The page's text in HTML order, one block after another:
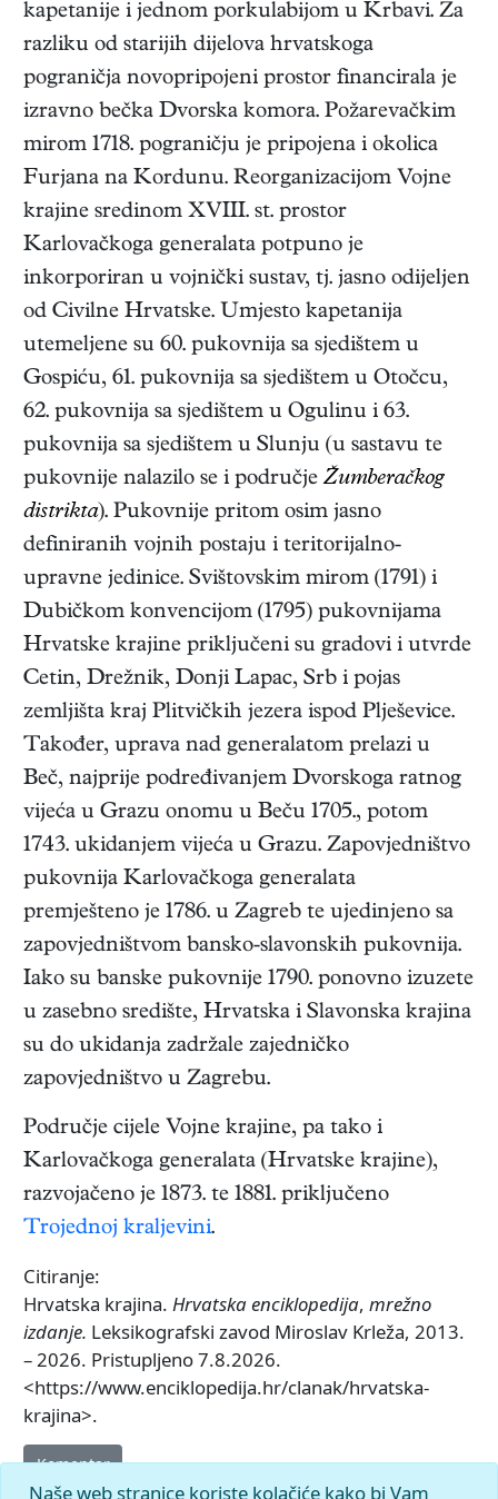
kapetanije i jednom porkulabijom u Krbavi. Za
razliku od starijih dijelova hrvatskoga
pograničja novopripojeni prostor financirala je
izravno bečka Dvorska komora. Požarevačkim
mirom 1718. pograničju je pripojena i okolica
Furjana na Kordunu. Reorganizacijom Vojne
krajine sredinom XVIII. st. prostor
Karlovačkoga generalata potpuno je
inkorporiran u vojnički sustav, tj. jasno odijeljen
od Civilne Hrvatske. Umjesto kapetanija
utemeljene su 60. pukovnija sa sjedištem u
Gospiću, 61. pukovnija sa sjedištem u Otočcu,
62. pukovnija sa sjedištem u Ogulinu i 63.
pukovnija sa sjedištem u Slunju (u sastavu te
pukovnije nalazilo se i područjeŽumberačkog
distrikta). Pukovnije pritom osim jasno
definiranih vojnih postaju i teritorijalno-
upravne jedinice. Svištovskim mirom (1791) i
Dubičkom konvencijom (1795) pukovnijama
Hrvatske krajine priključeni su gradovi i utvrde
Cetin, Drežnik, Donji Lapac, Srb i pojas
zemljišta kraj Plitvičkih jezera ispod Plješevice.
Također, uprava nad generalatom prelazi u
Beč, najprije podređivanjem Dvorskoga ratnog
vijeća u Grazu onomu u Beču 1705., potom
1743. ukidanjem vijeća u Grazu. Zapovjedništvo
pukovnija Karlovačkoga generalata
premješteno je 1786. u Zagreb te ujedinjeno sa
zapovjedništvom bansko-slavonskih pukovnija.
Iako su banske pukovnije 1790. ponovno izuzete
u zasebno središte, Hrvatska i Slavonska krajina
su do ukidanja zadržale zajedničko
zapovjedništvo u Zagrebu.
Područje cijele Vojne krajine, pa tako i
Karlovačkoga generalata (Hrvatske krajine),
razvojačeno je 1873. te 1881. priključeno
Trojednoj kraljevini.
Citiranje:
Hrvatska krajina. Hrvatska enciklopedija, mrežno
izdanje. Leksikografski zavod Miroslav Krleža, 2013.
– 2026. Pristupljeno 7.8.2026.
<https://www.enciklopedija.hr/clanak/hrvatska-
krajina>.
Komentar
Naše web stranice koriste kolačiće kako bi Vam